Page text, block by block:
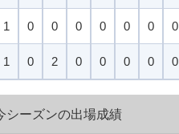
1 0 0 0 0 0 0 0
1 0 2 0 0 0 0 0
シーズンの出場成績